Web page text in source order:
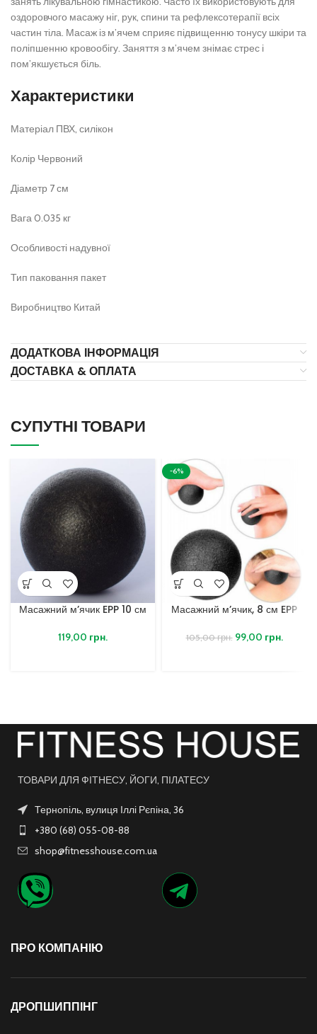
оздоровчого масажу ніг, рук, спини та рефлексотерапії всіх
частин тіла. Масаж із м’ячем сприяє підвищенню тонусу шкіри та
поліпшенню кровообігу. Заняття з м’ячем знімає стрес і
пом’якшується біль.
Характеристики
Матеріал ПВХ, силікон
Колір Червоний
Діаметр 7 см
Вага 0.035 кг
Особливості надувної
Тип паковання пакет
Виробництво Китай
ДОДАТКОВА ІНФОРМАЦІЯ
ДОСТАВКА & ОПЛАТА
СУПУТНІ ТОВАРИ
Масажний м’ячик EPP 10 см
119,00 грн.
-6%
Масажний м’ячик, 8 см EPP
105,00грн. 99,00 грн.
ТОВАРИ ДЛЯ ФІТНЕСУ, ЙОГИ, ПІЛАТЕСУ
Тернопіль, вулиця Іллі Рєпіна, 36
+380 (68) 055-08-88
shop@fitnesshouse.com.ua
ПРО КОМПАНІЮ
ДРОПШИППІНГ